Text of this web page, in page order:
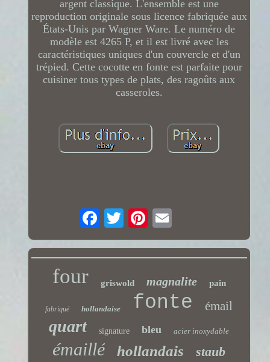
argent classique. L'ensemble est une
reproduction originale sous licence fabriquée aux
États-Unis par Wagner Ware. Le numéro de
modèle est 4265 P, et il est livré avec les
caractéristiques uniques d'un couvercle et d'un
trépied. Cette cocotte en fonte est parfaite pour
cuisiner tous types de plats, des ragoûts aux
casseroles.
four griswold magnalite pain
fabriqué hollandaise fonte émail
quart signature bleu acier inoxydable
émaillé hollandais staub